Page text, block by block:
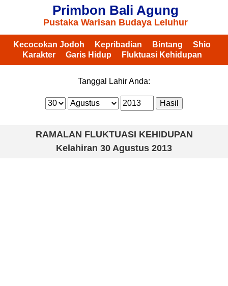
Primbon Bali Agung
Pustaka Warisan Budaya Leluhur
Kecocokan Jodoh Kepribadian Bintang
Shio
Karakter
Garis Hidup Fluktuasi Kehidupan
Tanggal Lahir Anda:
RAMALAN FLUKTUASI KEHIDUPAN
Kelahiran 30 Agustus 2013